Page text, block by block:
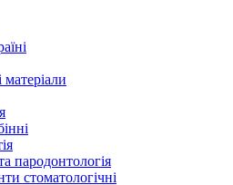
матеріали
пародонтологія
стоматологічні